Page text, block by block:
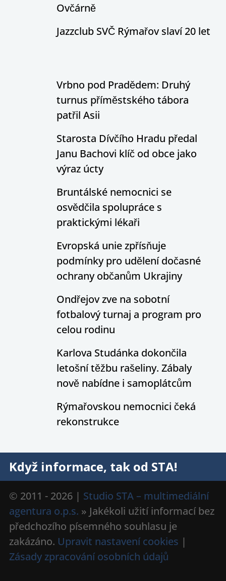
Ovčárně
Jazzclub SVČ Rýmařov slaví 20 let
Vrbno pod Pradědem: Druhý
turnus příměstského tábora
patřil Asii
Starosta Dívčího Hradu předal
Janu Bachovi klíč od obce jako
výraz úcty
Bruntálské nemocnici se
osvědčila spolupráce s
praktickými lékaři
Evropská unie zpřísňuje
podmínky pro udělení dočasné
ochrany občanům Ukrajiny
Ondřejov zve na sobotní
fotbalový turnaj a program pro
celou rodinu
Karlova Studánka dokončila
letošní těžbu rašeliny. Zábaly
nově nabídne i samoplátcům
Rýmařovskou nemocnici čeká
rekonstrukce
Když informace, tak od STA!
© 2011 - 2026 | Studio STA – multimediální
agentura o.p.s. » Jakékoli užití informací bez
předchozího písemného souhlasu je
zakázáno. Upravit nastavení cookies |
Zásady zpracování osobních údajů